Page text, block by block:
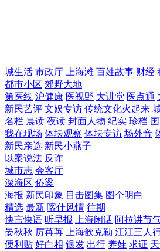
城生活 市政厅 上海滩 百姓故事 财经
都市小区 郊野大地
第医线 沪健康 医视野 大讲堂 医点通
新民艺评 文娱专访 传统文化火起来
名栏 晨读 夜读 封面人物 纪实 珍档
我在现场 体坛观察 体坛专访 场外音
新民亲选 新民小燕子
以案说法 反诈
城市志 会客厅
深海区 侨梁
海报 新民印象 目击图集 图个明白
精选 最新 喀什风情 往期
快言快语 听早报 上海闲话 阿拉讲节
晏秋秋 厉苒苒 上海歆克勒 江江三人
便利贴 好白相 银发 出行 养娃 求证